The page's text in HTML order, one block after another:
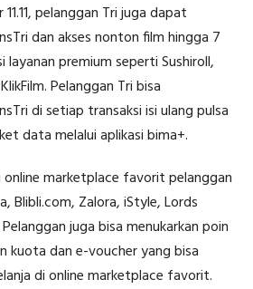
pelanggan Tri juga dapat
dan akses nonton film hingga 7
layanan premium seperti Sushiroll,
Pelanggan Tri bisa
di setiap transaksi isi ulang pulsa
data melalui aplikasi bima+.
marketplace favorit pelanggan
Blibli.com, Zalora, iStyle, Lords
juga bisa menukarkan poin
kuota dan e-voucher yang bisa
di online marketplace favorit.